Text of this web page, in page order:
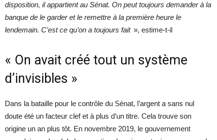
disposition, il appartient au Sénat. On peut toujours demander à la
banque de le garder et le remettre à la première heure le
lendemain. C’est ce qu’on a toujours fait», estime-t-il
« On avait créé tout un système
d’invisibles »
Dans la bataille pour le contrôle du Sénat, l’argent a sans nul
doute été un facteur clef et à plus d’un titre. Cela trouve son
origine un an plus tôt. En novembre 2019, le gouvernement